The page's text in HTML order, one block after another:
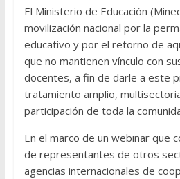
El Ministerio de Educación
movilización nacional por la
educativo y por el retorno de
que no mantienen vínculo con
docentes, a fin de darle a este
tratamiento amplio,
participación de toda la
En el marco de un webinar que
de representantes de otros
agencias internacionales de